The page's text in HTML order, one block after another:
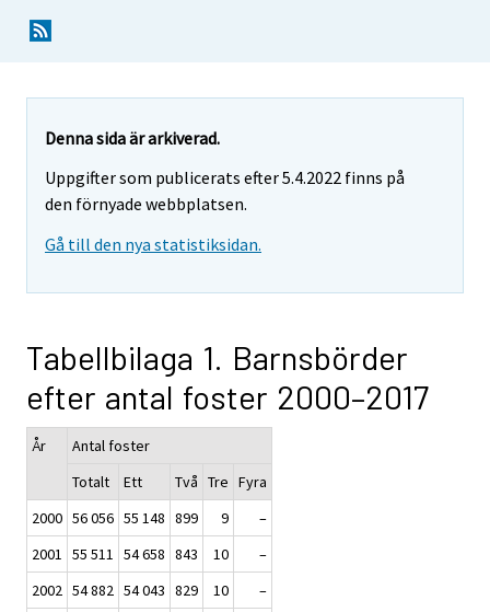
Denna sida är arkiverad.
Uppgifter som publicerats efter 5.4.2022 finns på
den förnyade webbplatsen.
Gå till den nya statistiksidan.
Tabellbilaga 1. Barnsbörder
efter antal foster 2000–2017
År
Antal foster
Totalt
Ett Två Tre Fyra
2000 56 056 55 148 899 9
–
2001 55 511 54 658 843 10
–
2002 54 882 54 043 829 10
–